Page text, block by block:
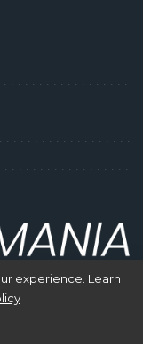
experience. Learn